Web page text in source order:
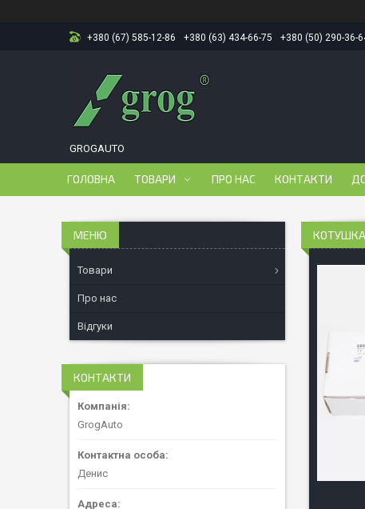
+380 (67) 585-12-86 +380 (63) 434-66-75 +380 (50) 290-36-
GROGAUTO
ГОЛОВНА ТОВАРИ ПРО НАС КОНТАКТИ
КОТУШКА
Товари
Про нас
Відгуки
КОНТАКТИ
GrogAuto
Денис